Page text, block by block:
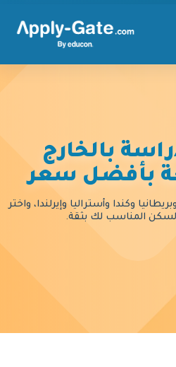
بالخارج
بأفضل سعر
وكندا وأستراليا وإيرلندا، واختر
المناسب لك بثقة.